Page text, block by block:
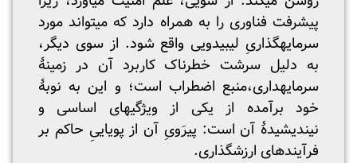
پیشرفت فناوری را به همراه دارد که می­تواند مورد
سرمایه­گذاریِ لیبیدویی واقع شود. از سوی دیگر،
به دلیل سرشت خطرناک کاربرد آن در زمینۀ
سرمایه­داری،منبع اضطراب است؛ و این به نوبۀ
خود برآمده از یکی از ویژگی­های اساسی و
نیندیشیدۀ آن است: پیرَویِ آن از پویاییِ حاکم بر
فرآیندهای ارزش­گذاری.